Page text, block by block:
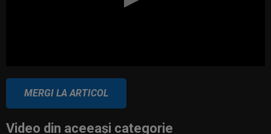
MERGI LA ARTICOL
Video din aceeaşi categorie